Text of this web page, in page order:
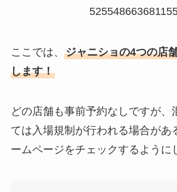
ここでは、 ジャニショの4つの店
します！
どの店舗も事前予約なしですが、
ては入場規制が行われる場合があ
ームページをチェックするように